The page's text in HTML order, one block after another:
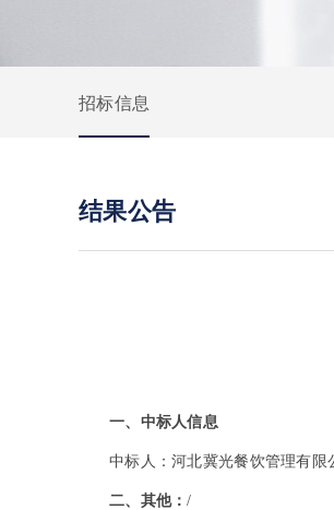
招标信息
结果公告
一、中标人信息
中标人：河北冀光餐饮管理有
二、其他：/